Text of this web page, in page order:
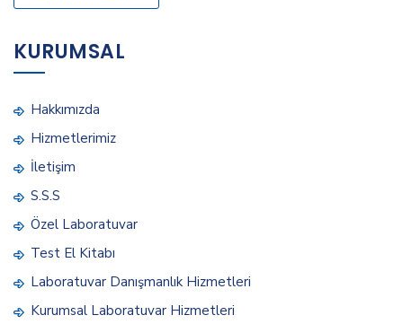
KURUMSAL
Hakkımızda
Hizmetlerimiz
İletişim
S.S.S
Özel Laboratuvar
Test El Kitabı
Laboratuvar Danışmanlık Hizmetleri
Kurumsal Laboratuvar Hizmetleri